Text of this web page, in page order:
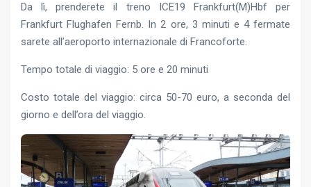
Da lì, prenderete il treno ICE19 Frankfurt(M)Hbf per
Frankfurt Flughafen Fernb. In 2 ore, 3 minuti e 4 fermate
sarete all’aeroporto internazionale di Francoforte.
Tempo totale di viaggio: 5 ore e 20 minuti
Costo totale del viaggio: circa 50-70 euro, a seconda del
giorno e dell’ora del viaggio.